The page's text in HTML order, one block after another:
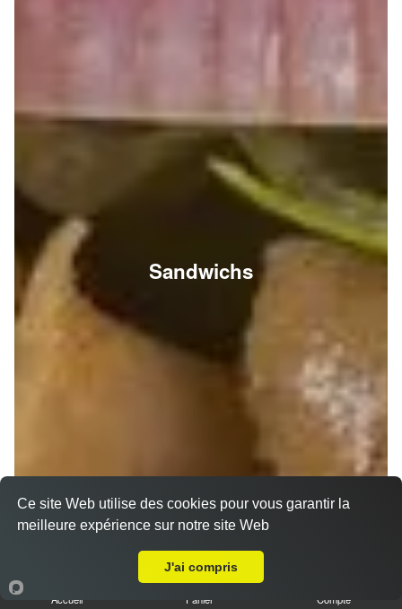
Sandwichs
Accueil Panier Compte
Ce site Web utilise des cookies pour vous garantir la
meilleure expérience sur notre site Web
J'ai compris